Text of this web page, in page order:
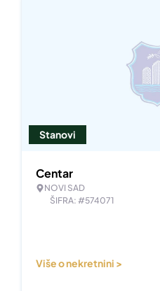
Stanovi
Centar
NOVI SAD
ŠIFRA: #574071
Više o nekretnini >